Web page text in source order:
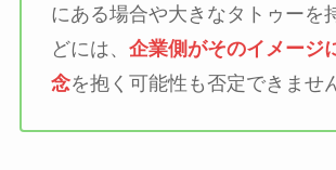
にある場合や大きなタトゥーを
どには、 企業側がそのイメージ
念を抱く可能性も否定できませ